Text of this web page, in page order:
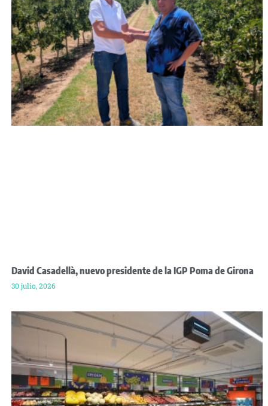
David Casadellà, nuevo presidente de la IGP Poma de Girona
30 julio, 2026